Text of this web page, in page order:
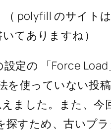
polyfill のサイト
てありますね）
定の 「Force
を使っていない投
ました。また、今
すため、古いプ